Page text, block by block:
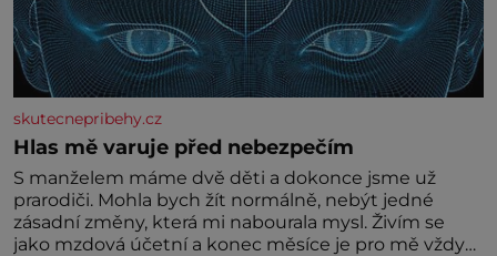
skutecnepribehy.cz
Hlas mě varuje před nebezpečím
S manželem máme dvě děti a dokonce jsme už
prarodiči. Mohla bych žít normálně, nebýt jedné
zásadní změny, která mi nabourala mysl. Živím se
jako mzdová účetní a konec měsíce je pro mě vždy